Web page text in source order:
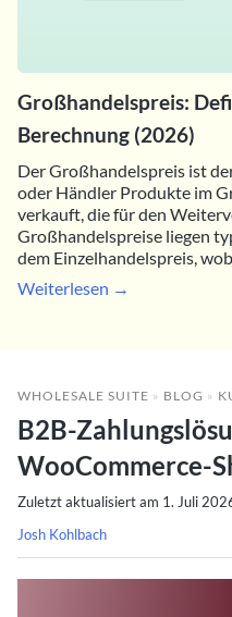
Großhandelspreis:
Berechnung (2026)
Der Großhandelspreis ist
oder Händler Produkte im
verkauft, die für den
Großhandelspreise liegen
dem Einzelhandelspreis,
Weiterlesen →
WHOLESALE SUITE » BLOG »
B2B-
WooCommerce-
Zuletzt aktualisiert am 1. Juli
Josh Kohlbach